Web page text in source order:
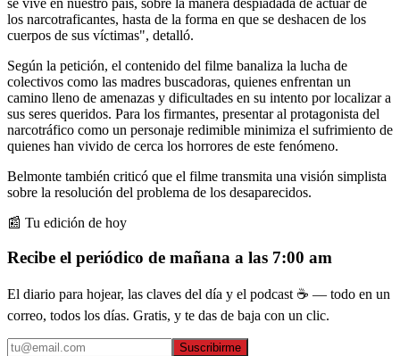
los narcotraficantes, hasta de la forma en que se deshacen de los
cuerpos de sus víctimas", detalló.
Según la petición, el contenido del filme banaliza la lucha de
colectivos como las madres buscadoras, quienes enfrentan un
camino lleno de amenazas y dificultades en su intento por localizar a
sus seres queridos. Para los firmantes, presentar al protagonista del
narcotráfico como un personaje redimible minimiza el sufrimiento de
quienes han vivido de cerca los horrores de este fenómeno.
Belmonte también criticó que el filme transmita una visión simplista
sobre la resolución del problema de los desaparecidos.
📰 Tu edición de hoy
Recibe el periódico de mañana a las 7:00 am
El diario para hojear, las claves del día y el podcast ☕ — todo en un
correo, todos los días. Gratis, y te das de baja con un clic.
Suscribirme